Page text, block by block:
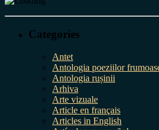
Categories
Antet
Antologia poeziilor
Antologia rușinii
Arhiva
Arte vizuale
Article en français
Articles in English